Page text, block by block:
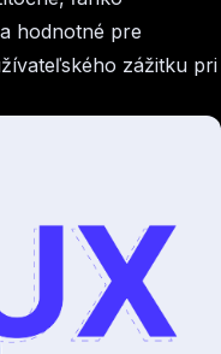
hodnotné pre
zážitku pri